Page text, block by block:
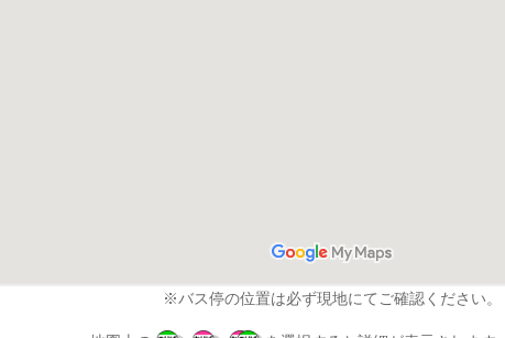
※バス停の位置は必ず現地にてご確認ください。